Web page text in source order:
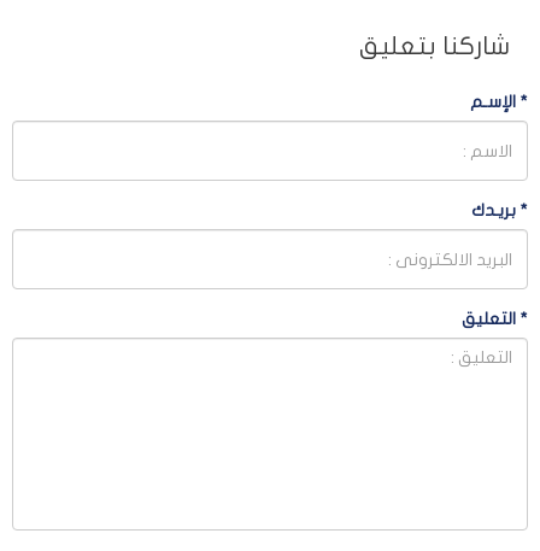
شاركنا بتعليق
* الإسـم
* بريـدك
* التعليق